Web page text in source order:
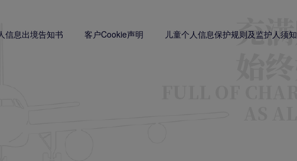
信息出境告知书 客户Cookie声明 儿童个人信息保护规则及监护人须知